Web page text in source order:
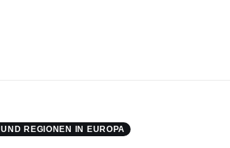
REGIONEN IN EUROPA